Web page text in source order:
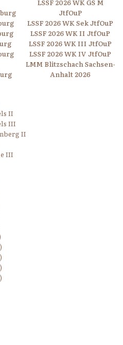
LSSF 2026 WK GS M
JtfOuP
LSSF 2026 WK Sek JtfOuP
LSSF 2026 WK II JtfOuP
LSSF 2026 WK III JtfOuP
LSSF 2026 WK IV JtfOuP
LMM Blitzschach Sachsen-
Anhalt 2026
II
III
II
III